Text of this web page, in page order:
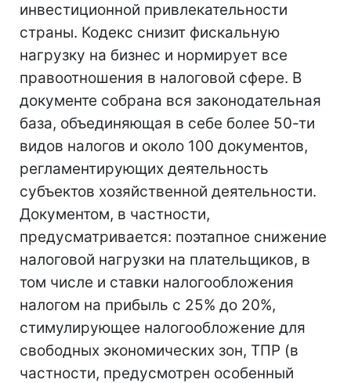
инвестиционной привлекательности
страны. Кодекс снизит фискальную
нагрузку на бизнес и нормирует все
правоотношения в налоговой сфере. В
документе собрана вся законодательная
база, объединяющая в себе более 50-ти
видов налогов и около 100 документов,
регламентирующих деятельность
субъектов хозяйственной деятельности.
Документом, в частности,
предусматривается: поэтапное снижение
налоговой нагрузки на плательщиков, в
том числе и ставки налогообложения
налогом на прибыль с 25% до 20%,
стимулирующее налогообложение для
свободных экономических зон, ТПР (в
частности, предусмотрен особенный